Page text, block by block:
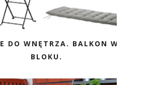
DO WNĘTRZA. BALKON W
BLOKU.